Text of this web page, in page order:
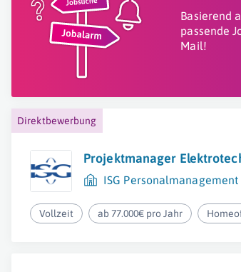
Basierend
passende
Mail!
Direktbewerbung
Projektmanager
ISG Personalmanagement
Vollzeit ab 77.000€ pro Jahr